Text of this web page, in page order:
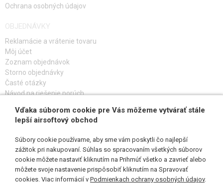
Ochrana osobných údajov
OBJEDNÁVKY
Reklamácie a vrátenie tovaru
Môj účet
Zoznam objednávok
Storno objednávky
Časté otázky
Návod na riešenie porúch
PRIHLÁS SA K ODBERU
SLEDUJ NÁS
Vďaka súborom cookie pre Vás môžeme vytvárať stále
lepší airsoftový obchod
Súbory cookie používame, aby sme vám poskytli čo najlepší
zážitok pri nakupovaní. Súhlas so spracovaním všetkých súborov
cookie môžete nastaviť kliknutím na Prihmúť všetko a zavrieť alebo
môžete svoje nastavenie prispôsobiť kliknutím na Spravovať
cookies. Viac informácií v Podmienkach ochrany osobných údajov.